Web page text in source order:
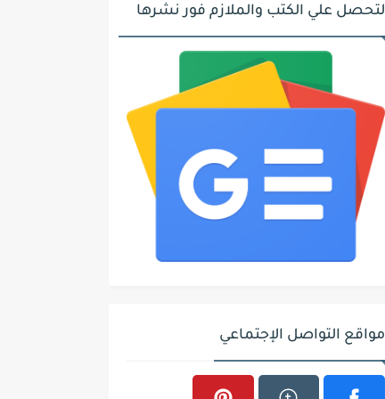
لتحصل علي الكتب والملازم فور نشرها
مواقع التواصل الإجتماعي